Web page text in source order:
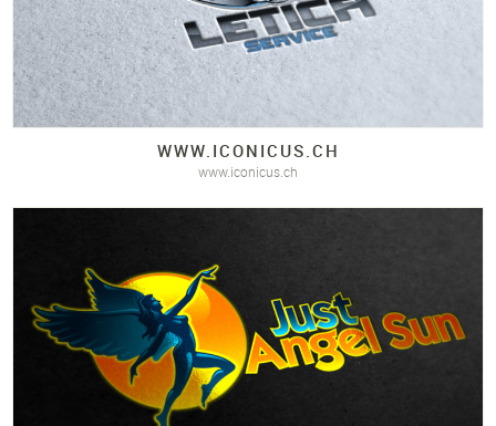
WWW. ICONICUS. CH
www.iconicus.ch